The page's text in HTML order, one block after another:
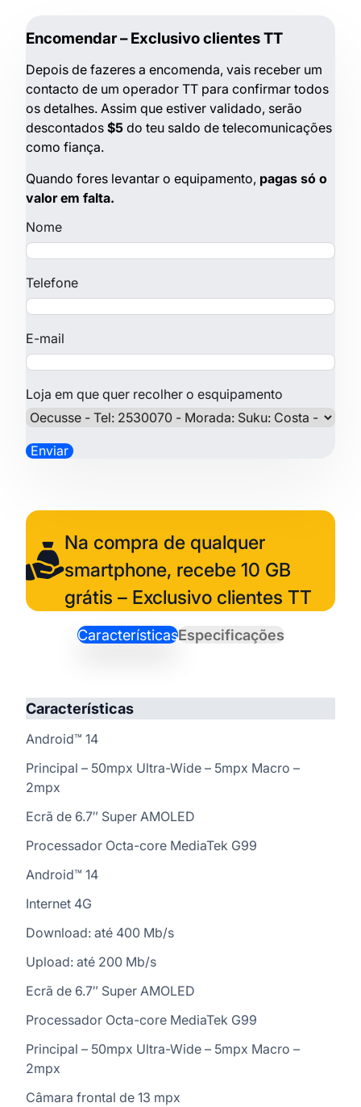
Encomendar – Exclusivo clientes TT
Depois de fazeres a encomenda, vais receber um
contacto de um operador TT para confirmar todos
os detalhes. Assim que estiver validado, serão
descontados $5 do teu saldo de telecomunicações
como fiança.
Quando fores levantar o equipamento, pagas só o
valor em falta.
Nome
Telefone
E-mail
Loja em que quer recolher o esquipamento
Na compra de qualquer
smartphone, recebe 10 GB
grátis – Exclusivo clientes TT
CaracterísticasEspecificações
Características
Android™ 14
Principal – 50mpx Ultra-Wide – 5mpx Macro –
2mpx
Ecrã de 6.7″ Super AMOLED
Processador Octa-core MediaTek G99
Android™ 14
Internet 4G
Download: até 400 Mb/s
Upload: até 200 Mb/s
Ecrã de 6.7″ Super AMOLED
Processador Octa-core MediaTek G99
Principal – 50mpx Ultra-Wide – 5mpx Macro –
2mpx
Câmara frontal de 13 mpx